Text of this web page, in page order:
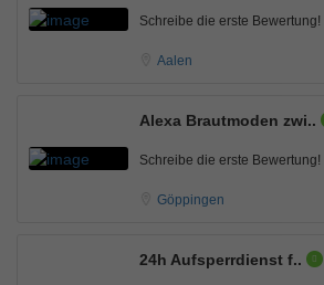
Schreibe die erste Bewertung!
Aalen
Alexa Brautmoden zwi..
Schreibe die erste Bewertung!
Göppingen
24h Aufsperrdienst f..